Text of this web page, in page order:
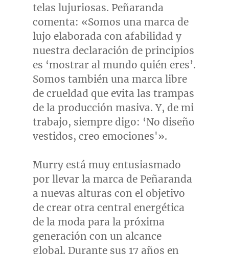
telas lujuriosas. Peñaranda
comenta: «Somos una marca de
lujo elaborada con afabilidad y
nuestra declaración de principios
es ‘mostrar al mundo quién eres’.
Somos también una marca libre
de crueldad que evita las trampas
de la producción masiva. Y, de mi
trabajo, siempre digo: ‘No diseño
vestidos, creo emociones'».
Murry está muy entusiasmado
por llevar la marca de Peñaranda
a nuevas alturas con el objetivo
de crear otra central energética
de la moda para la próxima
generación con un alcance
global. Durante sus 17 años en